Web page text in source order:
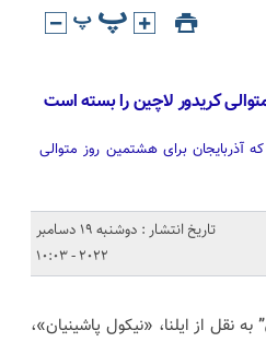
کریدور لاچین را بسته است
آذربایجان برای هشتمین روز متوالی
تاریخ انتشار : دوشنبه 19 دسامبر
2022 - 10:03
” به نقل از ایلنا، «نیکول پاشینیان»،